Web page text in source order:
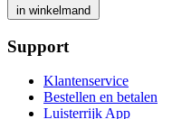
in winkelmand
Support
Klantenservice
Bestellen en betalen
Luisterrijk App